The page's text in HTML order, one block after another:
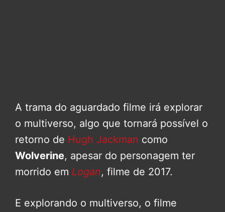
A trama do aguardado filme irá explorar
o multiverso, algo que tornará possível o
retorno de Hugh Jackman como
Wolverine, apesar do personagem ter
morrido em Logan, filme de 2017.
E explorando o multiverso, o filme